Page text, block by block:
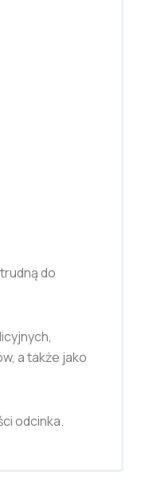
do
a także jako
odcinka.